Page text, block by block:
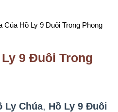
Của Hồ Ly 9 Đuôi Trong Phong
9 Đuôi Trong
Ly Chúa, Hồ Ly 9 Đuôi